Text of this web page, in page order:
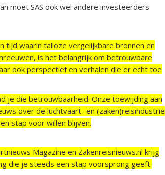
moet SAS ook wel andere investeerders
tijd waarin talloze vergelijkbare bronnen en
is het belangrijk om betrouwbare
ook perspectief en verhalen die er echt toe
je die betrouwbaarheid. Onze toewijding aan
over de luchtvaart- en (zaken)reisindustrie
stap voor willen blijven.
Magazine en Zakenreisnieuws.nl krijg
die je steeds een stap voorsprong geeft.